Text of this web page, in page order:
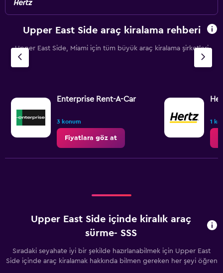
Upper East Side araç kiralama rehberi
Upper East Side, Miami için tüm büyük araç kiralama şirketleri
Enterprise Rent-A-Car
3 konum
Fiyatlara göz at
1
Upper East Side içinde kiralık araç
sürme- SSS
Sıradaki seyahate iyi bir şekilde hazırlanabilmek için Upper East
Side içinde araç kiralamak hakkında bilmen gereken her şeyi öğren